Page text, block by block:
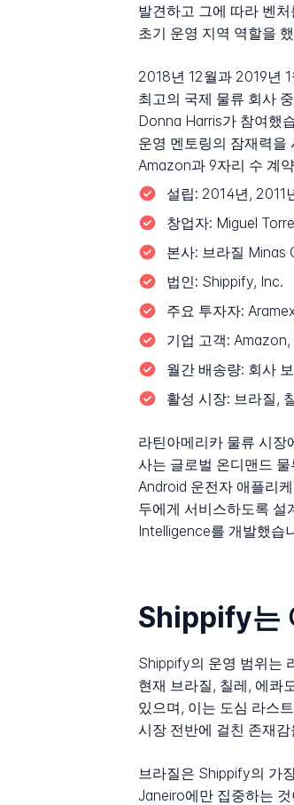
발견하고 그에 따라 벤
초기 운영 지역 역할을
2018년 12월과 2019년
최고의 국제 물류 회사
Donna Harris가 참여했
운영 멘토링의 잠재력을
Amazon과 9자리 수 계
설립: 2014년, 2011
창업자: Miguel
본사: 브라질 Minas
법인: Shippify, Inc.
주요 투자자:
기업 고객: Amazon,
월간 배송량: 회사
활성 시장: 브라질,
라틴아메리카 물류 시장
사는 글로벌 온디맨드
Android 운전자 애플리
두에게 서비스하도록 설
Intelligence를 개발했습
Shippify는
Shippify의 운영 범위는
현재 브라질, 칠레, 에콰
있으며, 이는 도심 라스
시장 전반에 걸친 존재
브라질은 Shippify의 가
Janeiro에만 집중하는